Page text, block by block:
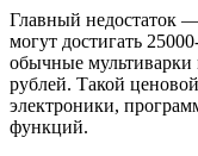
Главный недостаток
могут достигать
обычные мультиварки
рублей. Такой
электроники,
функций.